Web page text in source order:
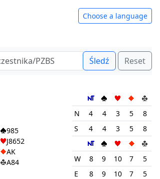
Choose a language
Śledź Reset
985
J8652
AK
A84
N 4 4 3 5
8
S
4 4 3 5 8
W 8 9 10 7
5
E
8 9 10 7 5